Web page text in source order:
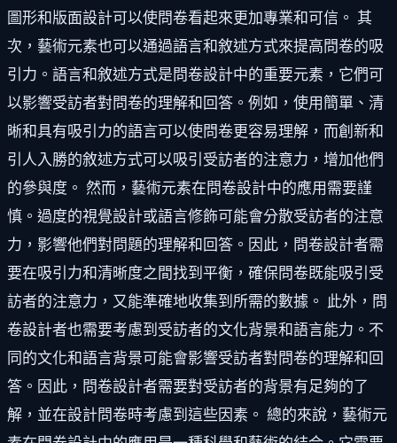
圖形和版面設計可以使問卷看起來更加專業和可信。 其
次，藝術元素也可以通過語言和敘述方式來提高問卷的吸
引力。語言和敘述方式是問卷設計中的重要元素，它們可
以影響受訪者對問卷的理解和回答。例如，使用簡單、清
晰和具有吸引力的語言可以使問卷更容易理解，而創新和
引人入勝的敘述方式可以吸引受訪者的注意力，增加他們
的參與度。 然而，藝術元素在問卷設計中的應用需要謹
慎。過度的視覺設計或語言修飾可能會分散受訪者的注意
力，影響他們對問題的理解和回答。因此，問卷設計者需
要在吸引力和清晰度之間找到平衡，確保問卷既能吸引受
訪者的注意力，又能準確地收集到所需的數據。 此外，問
卷設計者也需要考慮到受訪者的文化背景和語言能力。不
同的文化和語言背景可能會影響受訪者對問卷的理解和回
答。因此，問卷設計者需要對受訪者的背景有足夠的了
解，並在設計問卷時考慮到這些因素。 總的來說，藝術元